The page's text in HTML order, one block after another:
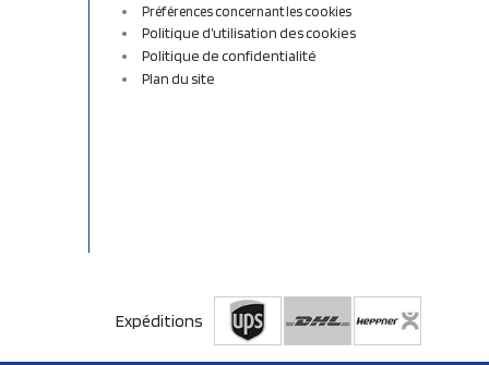
Préférences concernant les cookies
Politique d’utilisation des cookies
Politique de confidentialité
Plan du site
Expéditions